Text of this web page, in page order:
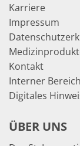
Karriere
Impressum
Kontakt
Interner Bereich
Digitales
ÜBER UNS